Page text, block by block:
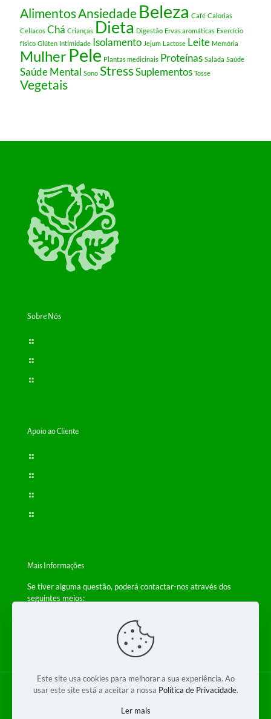
AlimentosAnsiedade Beleza Café Calorias
Celíacos Chá Crianças Dieta Digestão Ervas aromáticas Exercício
físico Glúten Intimidade Isolamento Jejum Lactose Leite Memória
Mulher Pele Plantas medicinais Proteínas Salada Saúde
Saúde Mental Sono StressSuplementos Tosse
Vegetais
Sobre Nós
Apoio ao Cliente
Mais Informações
Se tiver alguma questão, poderá contactar-nos através dos
seguintes meios:
Telefone: +(351) 229 554 650
(Chamada para a rede fixa nacional)
info@bioplantas.com
© 2018 Bioplantas 2 - Produtos Dietéticos Lda. Todos os
direitos reservados.
Este site usa cookies para melhorar a sua experiência. Ao
usar este site está a aceitar a nossa Política de Privacidade.
Ler mais